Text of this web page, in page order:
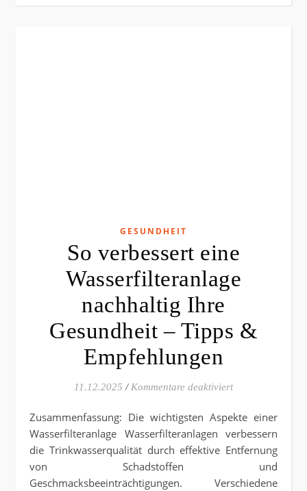
GESUNDHEIT
So verbessert eine
Wasserfilteranlage
nachhaltig Ihre
Gesundheit – Tipps &
Empfehlungen
11.12.2025 / Kommentare deaktiviertfür So
Zusammenfassung: Die wichtigsten Aspekte einer
Wasserfilteranlage Wasserfilteranlagen verbessern
die Trinkwasserqualität durch effektive Entfernung
von Schadstoffen und
Geschmacksbeeinträchtigungen. Verschiedene